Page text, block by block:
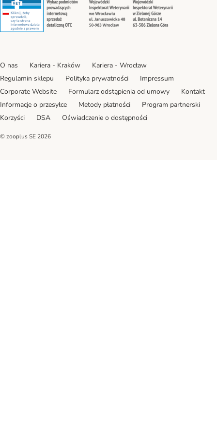
O nas Kariera - Kraków
Kariera - Wrocław
Regulamin sklepu
Polityka prywatności
Impressum
Corporate Website
Formularz odstąpienia od umowy
Kontakt
Informacje o przesyłce
Metody płatności
Program partnerski
Korzyści
DSA Oświadczenie o dostępności
© zooplus SE 2026